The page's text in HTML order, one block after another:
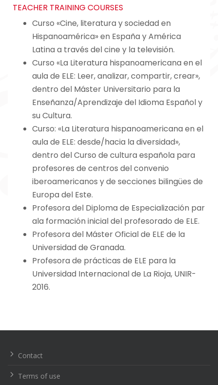
TEACHER TRAINING COURSES
Curso «Cine, literatura y sociedad en
Hispanoamérica» en España y América
Latina a través del cine y la televisión.
Curso «La Literatura hispanoamericana en el
aula de ELE: Leer, analizar, compartir, crear»,
dentro del Máster Universitario para la
Enseñanza/Aprendizaje del Idioma Español y
su Cultura.
Curso: «La Literatura hispanoamericana en el
aula de ELE: desde/hacia la diversidad»,
dentro del Curso de cultura española para
profesores de centros del convenio
iberoamericanos y de secciones bilingües de
Europa del Este.
Profesora del Diploma de Especialización par
ala formación inicial del profesorado de ELE.
Profesora del Máster Oficial de ELE de la
Universidad de Granada.
Profesora de prácticas de ELE para la
Universidad Internacional de La Rioja, UNIR-
2016.
de
Contact
Terms of use